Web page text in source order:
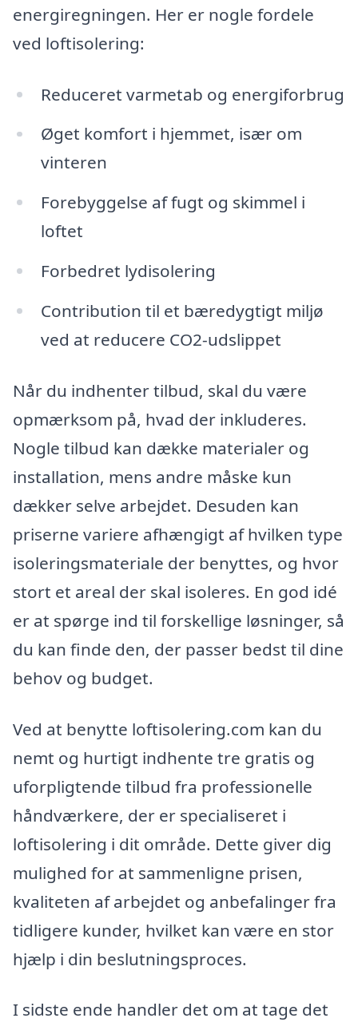
energiregningen. Her er nogle fordele
ved loftisolering:
Reduceret varmetab og energiforbrug
Øget komfort i hjemmet, især om
vinteren
Forebyggelse af fugt og skimmel i
loftet
Forbedret lydisolering
Contribution til et bæredygtigt miljø
ved at reducere CO2-udslippet
Når du indhenter tilbud, skal du være
opmærksom på, hvad der inkluderes.
Nogle tilbud kan dække materialer og
installation, mens andre måske kun
dækker selve arbejdet. Desuden kan
priserne variere afhængigt af hvilken type
isoleringsmateriale der benyttes, og hvor
stort et areal der skal isoleres. En god idé
er at spørge ind til forskellige løsninger, så
du kan finde den, der passer bedst til dine
behov og budget.
Ved at benytte loftisolering.com kan du
nemt og hurtigt indhente tre gratis og
uforpligtende tilbud fra professionelle
håndværkere, der er specialiseret i
loftisolering i dit område. Dette giver dig
mulighed for at sammenligne prisen,
kvaliteten af arbejdet og anbefalinger fra
tidligere kunder, hvilket kan være en stor
hjælp i din beslutningsproces.
I sidste ende handler det om at tage det